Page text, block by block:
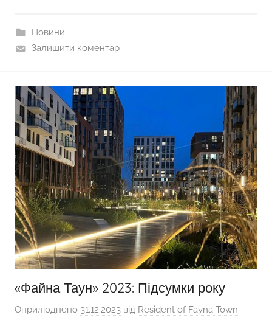
Новини
Залишити коментар
«Файна Таун» 2023: Підсумки року
Оприлюднено 31.12.2023 від Resident of Fayna Town